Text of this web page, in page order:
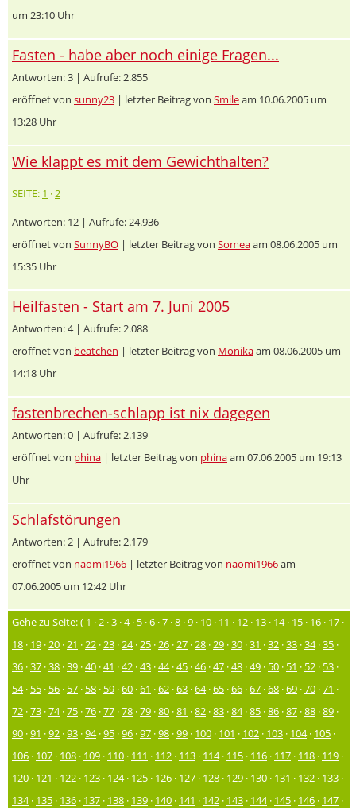
um 23:10 Uhr
Fasten - habe aber noch einige Fragen...
Antworten: 3 | Aufrufe: 2.855
eröffnet von sunny23 | letzter Beitrag von Smileam 10.06.2005 um
13:28 Uhr
Wie klappt es mit dem Gewichthalten?
SEITE: 1 ·2
Antworten: 12 | Aufrufe: 24.936
eröffnet von SunnyBO | letzter Beitrag von Someaam 08.06.2005 um
15:35 Uhr
Heilfasten - Start am 7. Juni 2005
Antworten: 4 | Aufrufe: 2.088
eröffnet von beatchen | letzter Beitrag von Monikaam 08.06.2005 um
14:18 Uhr
fastenbrechen-schlapp ist nix dagegen
Antworten: 0 | Aufrufe: 2.139
eröffnet von phina | letzter Beitrag von phinaam 07.06.2005 um 19:13
Uhr
Schlafstörungen
Antworten: 2 | Aufrufe: 2.179
eröffnet von naomi1966 | letzter Beitrag von naomi1966am
07.06.2005 um 12:42 Uhr
Gehe zu Seite: ( 1 ·2 ·3 ·4· 5 ·6 ·7 ·8 ·9 · 10 · 11 · 12 · 13 · 14· 15 · 16 · 17 ·
18 · 19 ·20 ·21 ·22 ·23 ·24·25 ·26 ·27 ·28 ·29 ·30 ·31 ·32 ·33 ·34·35 ·
36 ·37 ·38 ·39 ·40 ·41 ·42 ·43 ·44·45 ·46 ·47 ·48 ·49 · 50 · 51 · 52 · 53 ·
54· 55 · 56 · 57 · 58 · 59 ·60 ·61 ·62 ·63 ·64·65 ·66 ·67 ·68 ·69 ·70 ·71 ·
72 ·73 ·74·75 ·76 ·77 ·78 ·79 ·80 ·81 ·82 ·83 ·84·85 ·86 ·87 ·88 ·89 ·
90 ·91 ·92 ·93 ·94·95 ·96 ·97 ·98 ·99 · 100 · 101 · 102 · 103 · 104· 105 ·
106 · 107 · 108 · 109 · 110 · 111 · 112 · 113 · 114· 115 · 116 · 117 · 118 · 119 ·
120 · 121 · 122 · 123 · 124· 125 · 126 · 127 · 128 · 129 · 130 · 131 · 132 · 133 ·
134· 135 · 136 · 137 · 138 · 139 · 140 · 141 · 142 · 143 · 144· 145 · 146 · 147 ·